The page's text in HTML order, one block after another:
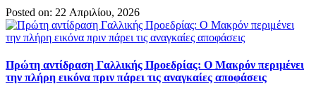
Posted on: 22 Απριλίου, 2026
Πρώτη αντίδραση Γαλλικής Προεδρίας: Ο Μακρόν περιμένει
την πλήρη εικόνα πριν πάρει τις αναγκαίες αποφάσεις